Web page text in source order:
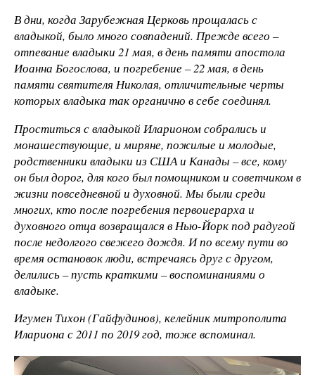
В дни, когда Зарубежная Церковь прощалась с
владыкой, было много совпадений. Прежде всего –
отпевание владыки 21 мая, в день памяти апостола
Иоанна Богослова, и погребение – 22 мая, в день
памяти святителя Николая, отличительные черты
которых владыка так органично в себе соединял.
Проститься с владыкой Иларионом собрались и
монашествующие, и миряне, пожилые и молодые,
родственники владыки из США и Канады – все, кому
он был дорог, для кого был помощником и советчиком в
жизни повседневной и духовной. Мы были среди
многих, кто после погребения первоиерарха и
духовного отца возвращался в Нью-Йорк под радугой
после недолгого свежего дождя. И по всему пути во
время остановок люди, встречаясь друг с другом,
делились – пусть краткими – воспоминаниями о
владыке.
Игумен Тихон (Гайфудинов), келейник митрополита
Илариона с 2011 по 2019 год, тоже вспоминал.